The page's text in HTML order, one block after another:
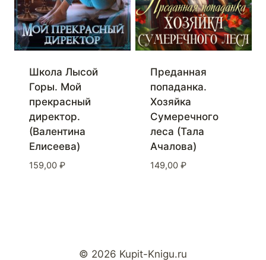
Школа Лысой
Горы. Мой
прекрасный
директор.
(Валентина
Елисеева)
159,00 ₽
Преданная
попаданка.
Хозяйка
Сумеречного
леса (Тала
Ачалова)
149,00 ₽
© 2026 Kupit-Knigu.ru